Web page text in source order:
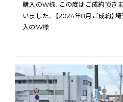
購入のW様、この度はご成約頂き
いました。 【2024年8月ご成約】
入のW様